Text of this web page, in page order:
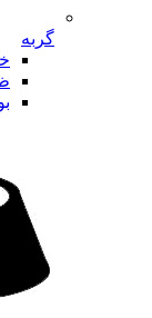
گربه